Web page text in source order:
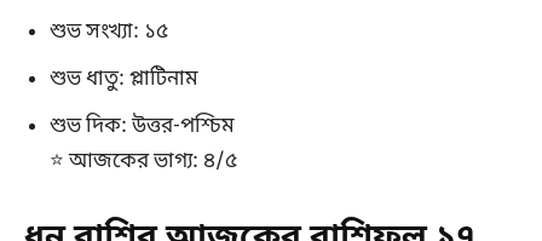
শুভ সংখ্যা: ১৫
শুভ ধাতু: প্লাটিনাম
শুভ দিক: উত্তর-পশ্চিম
⭐ আজকের ভাগ্য: ৪/৫